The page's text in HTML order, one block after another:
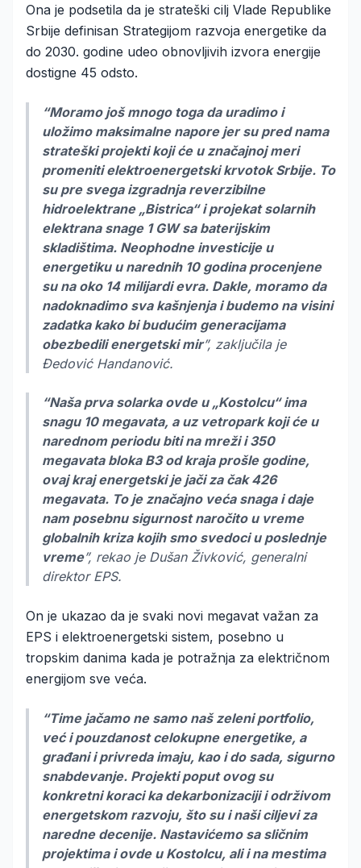
Ona je podsetila da je strateški cilj Vlade Republike
Srbije definisan Strategijom razvoja energetike da
do 2030. godine udeo obnovljivih izvora energije
dostigne 45 odsto.
“Moramo još mnogo toga da uradimo i
uložimo maksimalne napore jer su pred nama
strateški projekti koji će u značajnoj meri
promeniti elektroenergetski krvotok Srbije. To
su pre svega izgradnja reverzibilne
hidroelektrane „Bistrica“ i projekat solarnih
elektrana snage 1 GW sa baterijskim
skladištima. Neophodne investicije u
energetiku u narednih 10 godina procenjene
su na oko 14 milijardi evra. Dakle, moramo da
nadoknadimo sva kašnjenja i budemo na visini
zadatka kako bi budućim generacijama
obezbedili energetski mir”, zaključila je
Đedović Handanović.
“Naša prva solarka ovde u „Kostolcu“ ima
snagu 10 megavata, a uz vetropark koji će u
narednom periodu biti na mreži i 350
megavata bloka B3 od kraja prošle godine,
ovaj kraj energetski je jači za čak 426
megavata. To je značajno veća snaga i daje
nam posebnu sigurnost naročito u vreme
globalnih kriza kojih smo svedoci u poslednje
vreme”, rekao je Dušan Živković, generalni
direktor EPS.
On je ukazao da je svaki novi megavat važan za
EPS i elektroenergetski sistem, posebno u
tropskim danima kada je potražnja za električnom
energijom sve veća.
“Time jačamo ne samo naš zeleni portfolio,
već i pouzdanost celokupne energetike, a
građani i privreda imaju, kao i do sada, sigurno
snabdevanje. Projekti poput ovog su
konkretni koraci ka dekarbonizaciji i održivom
energetskom razvoju, što su i naši ciljevi za
naredne decenije. Nastavićemo sa sličnim
projektima i ovde u Kostolcu, ali i na mestima